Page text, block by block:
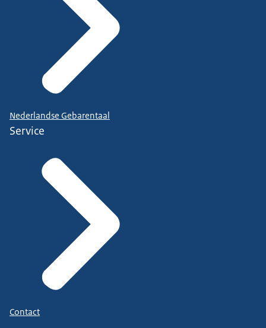
Nederlandse Gebarentaal
Service
Contact